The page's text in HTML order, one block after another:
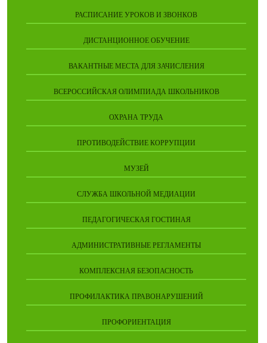
РАСПИСАНИЕ УРОКОВ И ЗВОНКОВ
ДИСТАНЦИОННОЕ ОБУЧЕНИЕ
ВАКАНТНЫЕ МЕСТА ДЛЯ ЗАЧИСЛЕНИЯ
ВСЕРОССИЙСКАЯ ОЛИМПИАДА ШКОЛЬНИКОВ
ОХРАНА ТРУДА
ПРОТИВОДЕЙСТВИЕ КОРРУПЦИИ
МУЗЕЙ
СЛУЖБА ШКОЛЬНОЙ МЕДИАЦИИ
ПЕДАГОГИЧЕСКАЯ ГОСТИНАЯ
АДМИНИСТРАТИВНЫЕ РЕГЛАМЕНТЫ
КОМПЛЕКСНАЯ БЕЗОПАСНОСТЬ
ПРОФИЛАКТИКА ПРАВОНАРУШЕНИЙ
ПРОФОРИЕНТАЦИЯ